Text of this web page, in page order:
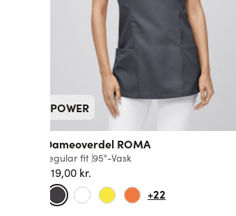
POWER
Dameoverdel ROMA
regular fit 95°-Vask
519,00 kr.
+22